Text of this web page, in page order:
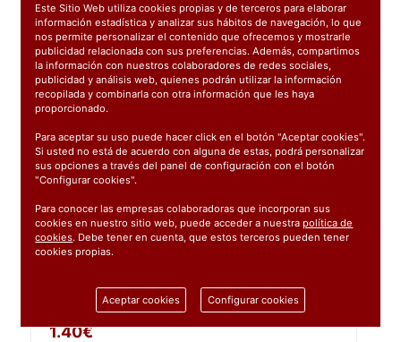
1.40€
Este Sitio Web utiliza cookies propias y de terceros para elaborar
información estadística y analizar sus hábitos de navegación, lo que
nos permite personalizar el contenido que ofrecemos y mostrarle
publicidad relacionada con sus preferencias. Además, compartimos
la información con nuestros colaboradores de redes sociales,
publicidad y análisis web, quienes podrán utilizar la información
recopilada y combinarla con otra información que les haya
proporcionado.
Para aceptar su uso puede hacer click en el botón "Aceptar cookies".
Si usted no está de acuerdo con alguna de estas, podrá personalizar
sus opciones a través del panel de configuración con el botón
"Configurar cookies".
Para conocer las empresas colaboradoras que incorporan sus
cookies en nuestro sitio web, puede acceder a nuestrapolítica de
cookies. Debe tener en cuenta, que estos terceros pueden tener
cookies propias.
Aceptar cookies Configurar cookies